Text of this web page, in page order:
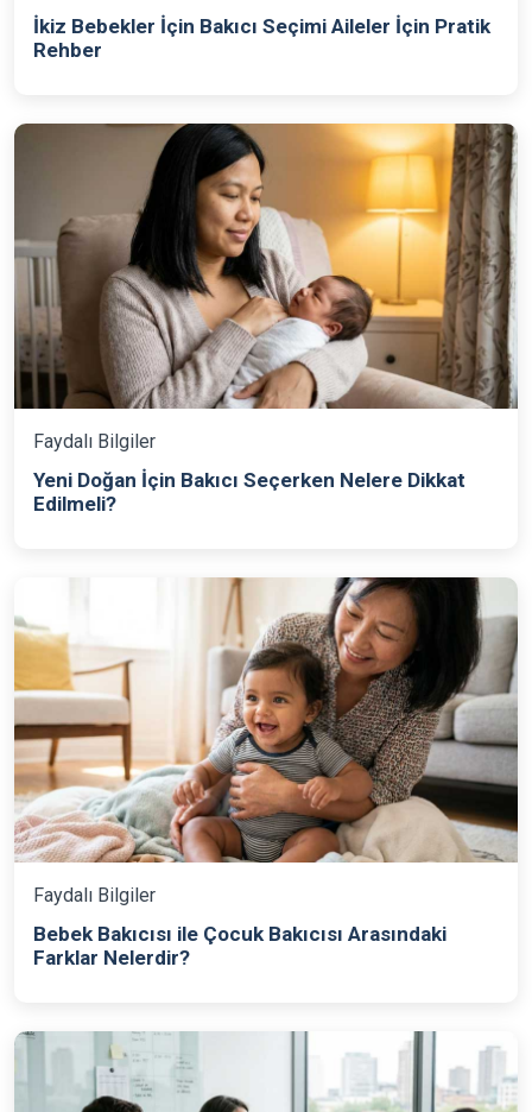
İkiz Bebekler İçin Bakıcı Seçimi Aileler İçin Pratik
Rehber
Faydalı Bilgiler
Yeni Doğan İçin Bakıcı Seçerken Nelere Dikkat
Edilmeli?
Faydalı Bilgiler
Bebek Bakıcısı ile Çocuk Bakıcısı Arasındaki
Farklar Nelerdir?